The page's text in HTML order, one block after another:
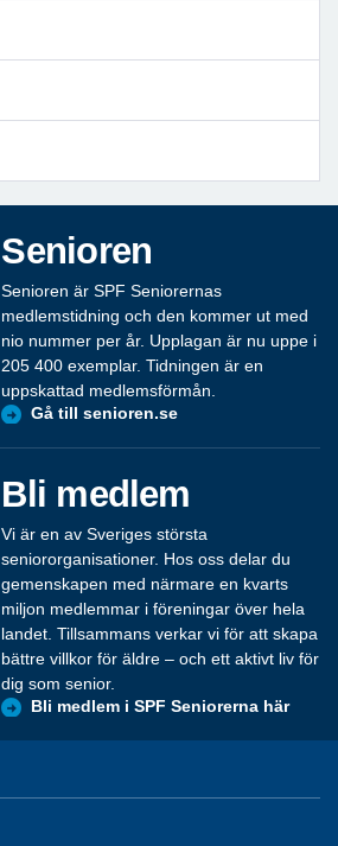
Senioren
Senioren är SPF Seniorernas
medlemstidning och den kommer ut med
nio nummer per år. Upplagan är nu uppe i
205 400 exemplar. Tidningen är en
uppskattad medlemsförmån.
Gå till senioren.se
Bli medlem
Vi är en av Sveriges största
seniororganisationer. Hos oss delar du
gemenskapen med närmare en kvarts
miljon medlemmar i föreningar över hela
landet. Tillsammans verkar vi för att skapa
bättre villkor för äldre – och ett aktivt liv för
dig som senior.
Bli medlem i SPF Seniorerna här